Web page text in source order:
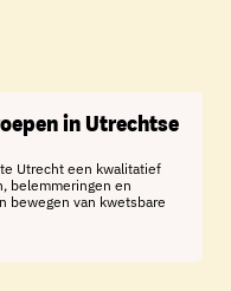
in Utrechtse
Utrecht een kwalitatief
belemmeringen en
bewegen van kwetsbare